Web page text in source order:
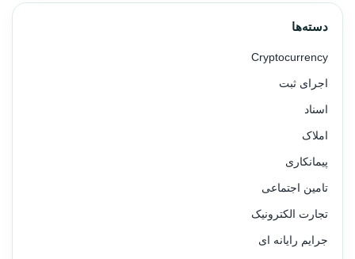
دسته‌ها
Cryptocurrency
اجرای ثبت
اسناد
املاک
پیمانکاری
تامین اجتماعی
تجارت الکترونیک
جرایم رایانه ای